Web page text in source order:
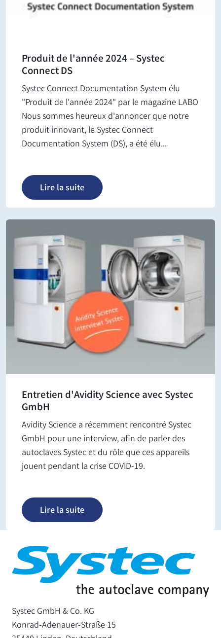
Produit de l'année 2024 – Systec
Connect DS
Systec Connect Documentation System élu
"Produit de l'année 2024" par le magazine LABO
Nous sommes heureux d'annoncer que notre
produit innovant, le Systec Connect
Documentation System (DS), a été élu...
Lire la suite
Entretien d'Avidity Science avec Systec
GmbH
Avidity Science a récemment rencontré Systec
GmbH pour une interview, afin de parler des
autoclaves Systec et du rôle que ces appareils
jouent pendant la crise COVID-19.
Lire la suite
Systec GmbH & Co. KG
Konrad-Adenauer-Straße 15